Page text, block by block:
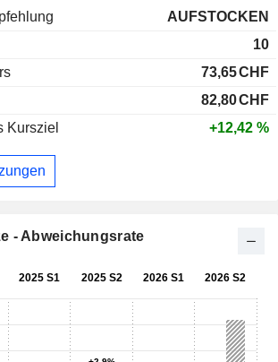
AUFSTOCKEN
10
73,65CHF
82,80CHF
Kursziel
+12,42 %
- Abweichungsrate